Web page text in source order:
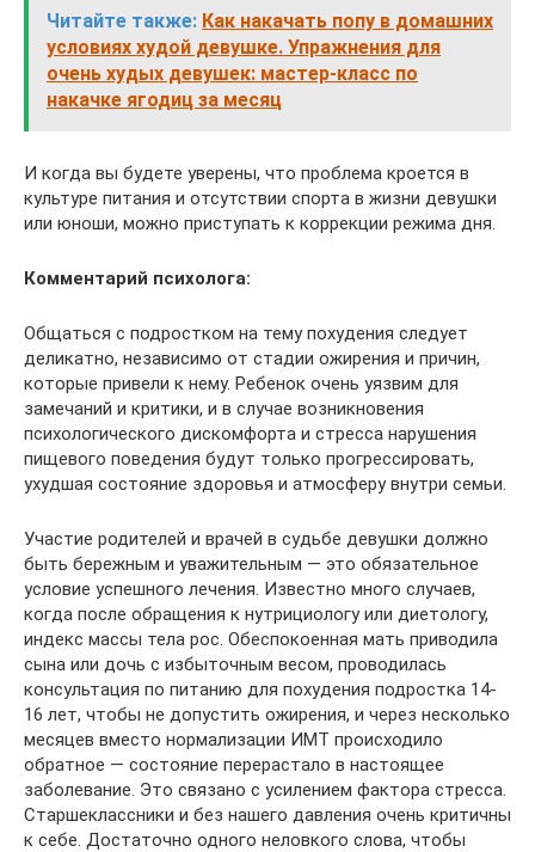
Читайте также: Как накачать попу в домашних
условиях худой девушке. Упражнения для
очень худых девушек: мастер-класс по
накачке ягодиц за месяц
И когда вы будете уверены, что проблема кроется в
культуре питания и отсутствии спорта в жизни девушки
или юноши, можно приступать к коррекции режима дня.
Комментарий психолога:
Общаться с подростком на тему похудения следует
деликатно, независимо от стадии ожирения и причин,
которые привели к нему. Ребенок очень уязвим для
замечаний и критики, и в случае возникновения
психологического дискомфорта и стресса нарушения
пищевого поведения будут только прогрессировать,
ухудшая состояние здоровья и атмосферу внутри семьи.
Участие родителей и врачей в судьбе девушки должно
быть бережным и уважительным — это обязательное
условие успешного лечения. Известно много случаев,
когда после обращения к нутрициологу или диетологу,
индекс массы тела рос. Обеспокоенная мать приводила
сына или дочь с избыточным весом, проводилась
консультация по питанию для похудения подростка 14-
16 лет, чтобы не допустить ожирения, и через несколько
месяцев вместо нормализации ИМТ происходило
обратное — состояние перерастало в настоящее
заболевание. Это связано с усилением фактора стресса.
Старшеклассники и без нашего давления очень критичны
к себе. Достаточно одного неловкого слова, чтобы